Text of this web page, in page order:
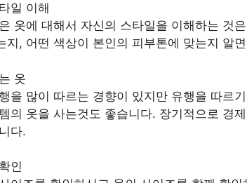
일 이해
옷에 대해서 자신의 스타일을 이해하는 것
지, 어떤 색상이 본인의 피부톤에 맞는지 알
옷
을 많이 따르는 경향이 있지만 유행을 따르
의 옷을 사는것도 좋습니다. 장기적으로 경
다.
인